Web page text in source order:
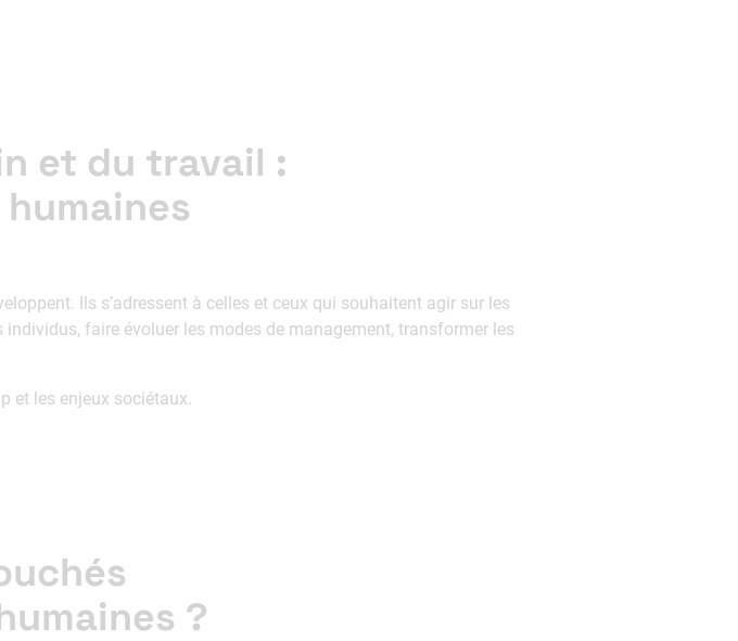
et du travail :
Ils s’adressent à celles et ceux qui souhaitent agir sur les
faire évoluer les modes de management, transformer les
et les enjeux sociétaux.
?